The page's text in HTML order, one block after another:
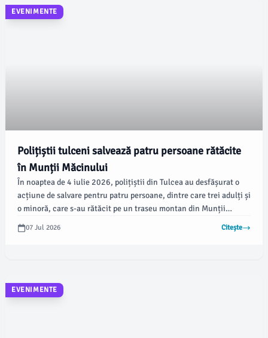
EVENIMENTE
Polițiștii tulceni salvează patru persoane rătăcite
în Munții Măcinului
În noaptea de 4 iulie 2026, polițiștii din Tulcea au desfășurat o
acțiune de salvare pentru patru persoane, dintre care trei adulți și
o minoră, care s-au rătăcit pe un traseu montan din Munții
Măcinului. Intervenția a fost raportată prin S.N.U.A.U.
07 Jul 2026 Citește
EVENIMENTE